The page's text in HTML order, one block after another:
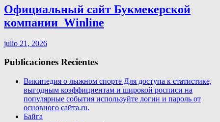
Официальный сайт Букмекерской
компании ️ Winline
julio 21, 2026
Publicaciones Recientes
Википедия о лыжном спорте Для доступа к статистике,
выгодным коэффициентам и широкой росписи на
популярные события используйте логин и пароль от
основного сайта.ru.
Байга